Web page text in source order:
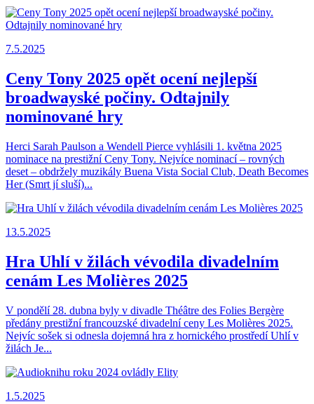
7.5.2025
Ceny Tony 2025 opět ocení nejlepší
broadwayské počiny. Odtajnily
nominované hry
Herci Sarah Paulson a Wendell Pierce vyhlásili 1. května 2025
nominace na prestižní Ceny Tony. Nejvíce nominací – rovných
deset – obdržely muzikály Buena Vista Social Club, Death Becomes
Her (Smrt jí sluší)...
13.5.2025
Hra Uhlí v žilách vévodila divadelním
cenám Les Molières 2025
V pondělí 28. dubna byly v divadle Théâtre des Folies Bergère
předány prestižní francouzské divadelní ceny Les Molières 2025.
Nejvíc sošek si odnesla dojemná hra z hornického prostředí Uhlí v
žilách Je...
1.5.2025